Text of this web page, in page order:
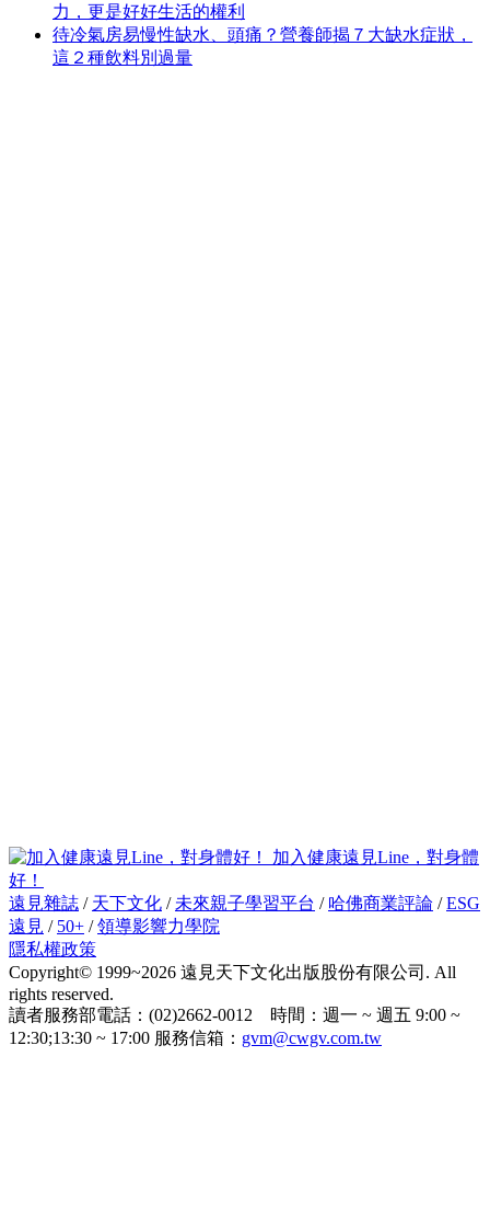
力，更是好好生活的權利
待冷氣房易慢性缺水、頭痛？營養師揭７大缺水症狀，
這２種飲料別過量
加入健康遠見Line，對身體
好！
遠見雜誌 / 天下文化 / 未來親子學習平台 / 哈佛商業評論 /ESG
遠見 / 50+ /領導影響力學院
隱私權政策
Copyright© 1999~2026 遠見天下文化出版股份有限公司. All
rights reserved.
讀者服務部電話：(02)2662-0012 時間：週一 ~ 週五 9:00 ~
12:30;13:30 ~ 17:00 服務信箱： gvm@cwgv.com.tw